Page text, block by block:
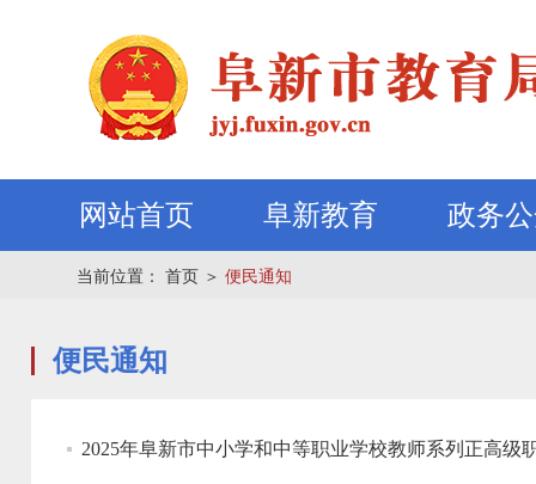
网站首页 阜新教育 政务
当前位置： 首页 ＞ 便民通知
便民通知
2025年阜新市中小学和中等职业学校教师系列正高级